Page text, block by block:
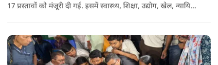
17 प्रस्तावों को मंजूरी दी गई. इसमें स्वास्थ्य, शिक्षा, उद्योग, खेल, न्यायिक